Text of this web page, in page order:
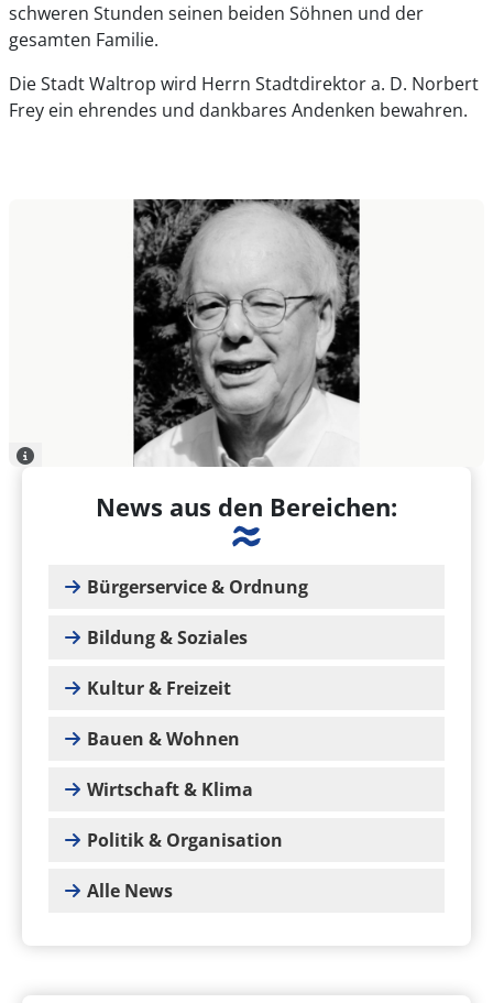
schweren Stunden seinen beiden Söhnen und der
gesamten Familie.
Die Stadt Waltrop wird Herrn Stadtdirektor a. D. Norbert
Frey ein ehrendes und dankbares Andenken bewahren.
News aus den Bereichen:
Bürgerservice & Ordnung
Bildung & Soziales
Kultur & Freizeit
Bauen & Wohnen
Wirtschaft & Klima
Politik & Organisation
Alle News